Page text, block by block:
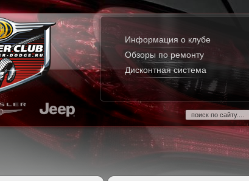
Информация о клубе
Обзоры по ремонту
Дисконтная система